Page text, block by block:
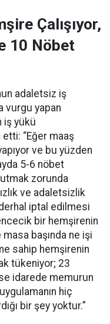
Çalışıyor,
10 Nöbet
adaletsiz iş
vurgu yapan
iş yükü
etti: “Eğer maaş
ve bu yüzden
5-6 nöbet
zorunda
ve adaletsizlik
iptal edilmesi
bir hemşirenin
başında ne işi
sahip hemşirenin
tükeniyor; 23
idarede memurun
hiç
bir şey yoktur.”